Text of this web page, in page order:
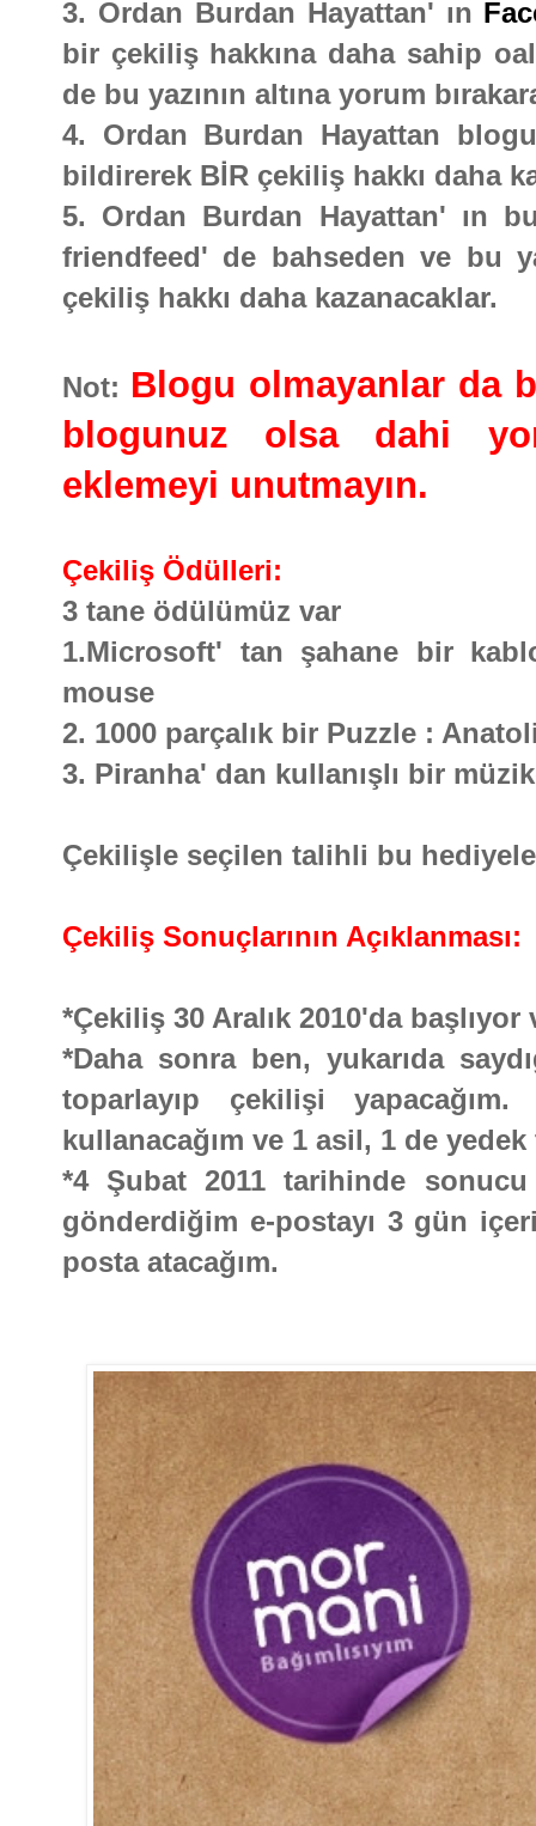
3. Ordan Burdan Hayattan' ın
bir çekiliş hakkına daha sahip
de bu yazının altına yorum
4. Ordan Burdan Hayattan
bildirerek BİR çekiliş hakkı daha
5. Ordan Burdan Hayattan' ın
friendfeed' de bahseden ve bu
çekiliş hakkı daha kazanacaklar.
Not: Blogu olmayanlar da
blogunuz olsa dahi
eklemeyi unutmayın.
Çekiliş Ödülleri:
3 tane ödülümüz var
1.Microsoft' tan şahane bir
mouse
2. 1000 parçalık bir Puzzle :
3. Piranha' dan kullanışlı bir
Çekilişle seçilen talihli bu
Çekiliş Sonuçlarının Açıklanması:
*Çekiliş 30 Aralık 2010'da
*Daha sonra ben, yukarıda
toparlayıp çekilişi
kullanacağım ve 1 asil, 1 de
*4 Şubat 2011 tarihinde
gönderdiğim e-postayı 3 gün
posta atacağım.